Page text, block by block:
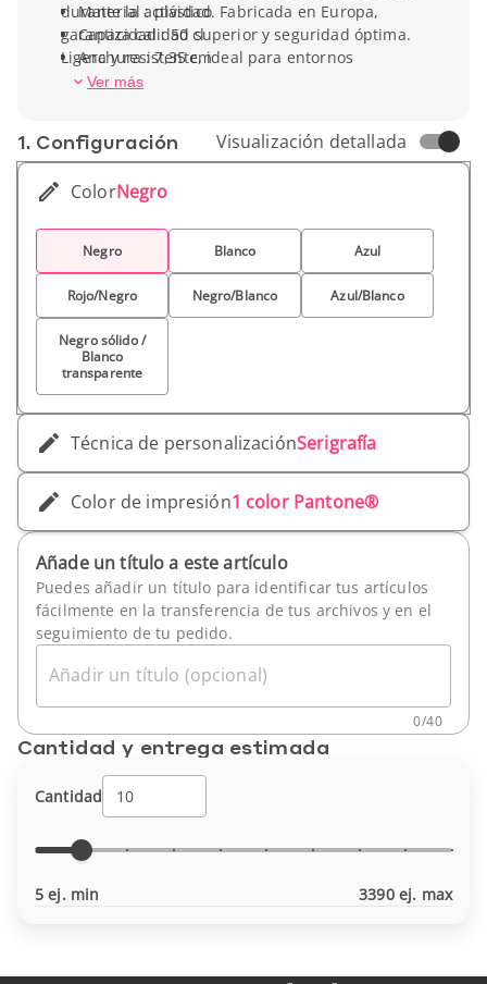
durante la actividad. Fabricada en Europa,
garantiza calidad superior y seguridad óptima.
Ligera y resistente, ideal para entornos
deportivos. Disponible en varios colores
día.
Material : plástico
Capacidad : 50 cl
Anchura : 7,35 cm
Altura : 18,3 cm
Ver más
1. Conf­iguración Visualización detallada
ColorNegro
Negro Blanco Azul
Rojo/Negro Negro/Blanco Azul/Blanco
Negro sólido /
Blanco
transparente
Técnica de personalizaciónSerigrafía
Color de impresión1 color Pantone®
Añade un título a este artículo
Puedes añadir un título para identificar tus artículos
fácilmente en la transferencia de tus archivos y en el
seguimiento de tu pedido.
Añadir un título (opcional)
0/40
Cantidad y entrega estimada
Cantidad
5 ej. min 3390 ej. max